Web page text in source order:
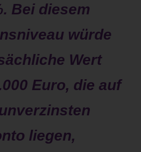
Bei diesem
würde
Wert
Euro, die auf
liegen,